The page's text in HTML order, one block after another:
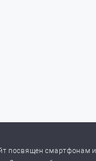
посвящен смартфонам и